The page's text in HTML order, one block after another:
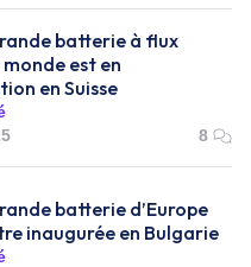
batterie à flux
est en
en Suisse
8
batterie d’Europe
inaugurée en Bulgarie